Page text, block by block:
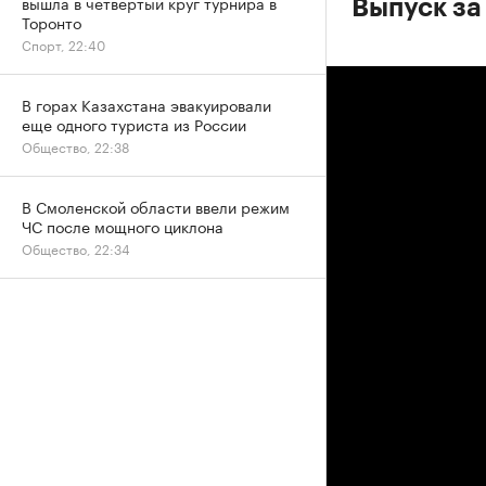
Выпуск
Торонто
Спорт, 22:40
В горах Казахстана эвакуировали
еще одного туриста из России
Общество, 22:38
В Смоленской области ввели режим
ЧС после мощного циклона
Общество, 22:34